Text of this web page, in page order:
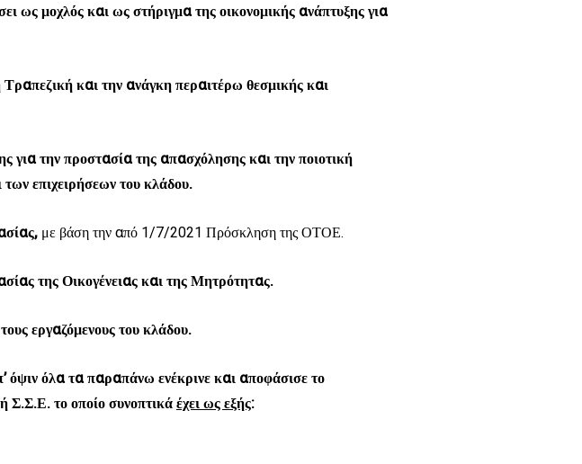
ως μοχλός και ως στήριγμα της οικονομικής ανάπτυξης για
και την ανάγκη περαιτέρω θεσμικής και
την προστασία της απασχόλησης και την ποιοτική
επιχειρήσεων του κλάδου.
με βάση την από 1/7/2021 Πρόσκληση της ΟΤΟΕ.
της Οικογένειας και της Μητρότητας.
εργαζόμενους του κλάδου.
όλα τα παραπάνω ενέκρινε και αποφάσισε το
Σ.Σ.Ε. το οποίο συνοπτικάέχει ως εξής: